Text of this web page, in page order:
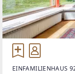
EINFAMILIENHAUS